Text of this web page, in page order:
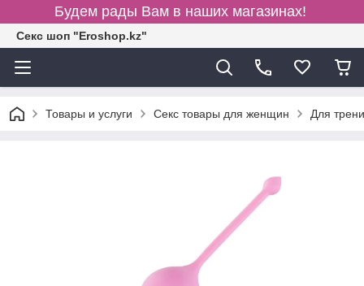
Будем рады Вам в наших магазинах!
Секс шоп "Eroshop.kz"
Товары и услуги Секс товары для женщин Для